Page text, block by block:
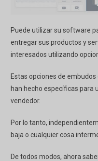
Puede utilizar su software
entregar sus productos y
interesados utilizando
Estas opciones de
han hecho específicas para
vendedor.
Por lo tanto,
baja o cualquier cosa
De todos modos, ahora